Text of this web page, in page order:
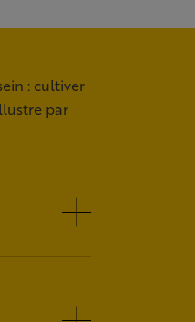
: cultiver
par